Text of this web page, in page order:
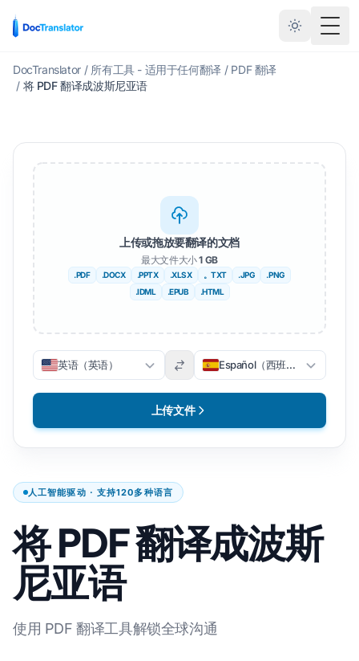
切换
DocTranslator / 所有工具 - 适用于任何翻译 / PDF 翻译
/ 将 PDF 翻译成波斯尼亚语
人工智能驱动 · 支持120多种语言
将 PDF 翻译成波斯
尼亚语
使用 PDF 翻译工具解锁全球沟通
上传或拖放要翻译的文档
最大文件大小1 GB
.PDF .DOCX .PPTX .XLSX 。TXT .JPG
.PNG
.IDML
.EPUB .HTML
英语（英语） Español（西班牙语）
上传文件